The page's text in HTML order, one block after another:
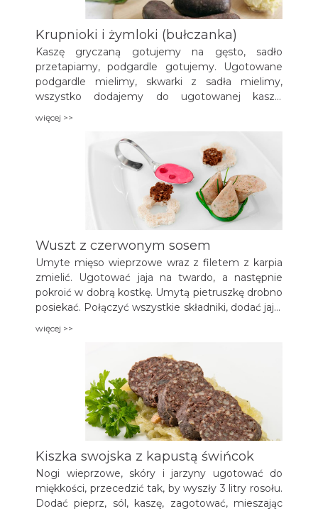
Krupnioki i żymloki (bułczanka)
Kaszę gryczaną gotujemy na gęsto, sadło
przetapiamy, podgardle gotujemy. Ugotowane
podgardle mielimy, skwarki z sadła mielimy,
wszystko dodajemy do ugotowanej kaszy.
wraz z przyprawami. Wkładamy farsz do
specjalnych osłonek.
więcej >>
Wuszt z czerwonym sosem
Umyte mięso wieprzowe wraz z filetem z karpia
zmielić. Ugotować jaja na twardo, a następnie
pokroić w dobrą kostkę. Umytą pietruszkę drobno
posiekać. Połączyć wszystkie składniki, dodać jajo,
masą mieloną, uformować kiełbaski i gotować w
wywarze mięsno-warzywnym około 10 minut.
więcej >>
Kiszka swojska z kapustą świńcok
Nogi wieprzowe, skóry i jarzyny ugotować do
miękkości, przecedzić tak, by wyszły 3 litry rosołu.
Dodać pieprz, sól, kaszę, zagotować, mieszając